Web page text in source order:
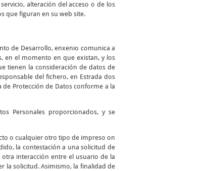
alteración del acceso o de los
que figuran en su web site.
de Desarrollo, enxenio comunica a
en el momento en que existan, y los
tienen la consideración de datos de
del fichero, en Estrada dos
de Protección de Datos conforme a la
Personales proporcionados, y se
o cualquier otro tipo de impreso on
la contestación a una solicitud de
interacción entre el usuario de la
la solicitud. Asimismo, la finalidad de